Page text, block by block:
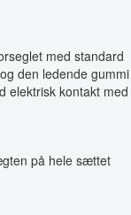
med standard
den ledende gummi
elektrisk kontakt med
på hele sættet